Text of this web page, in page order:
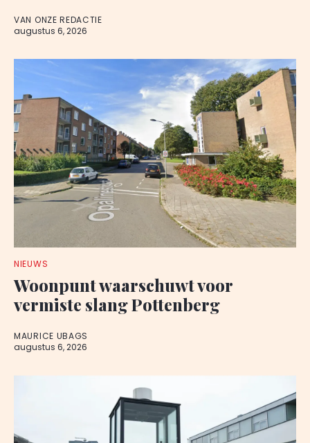
VAN ONZE REDACTIE
augustus 6, 2026
NIEUWS
Woonpunt waarschuwt voor
vermiste slang Pottenberg
MAURICE UBAGS
augustus 6, 2026